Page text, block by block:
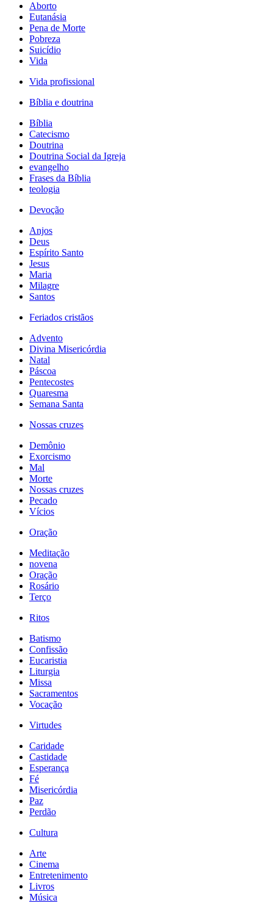
Aborto
Eutanásia
Pena de Morte
Pobreza
Suicídio
Vida
Vida profissional
Bíblia e doutrina
Bíblia
Catecismo
Doutrina
Doutrina Social da Igreja
evangelho
Frases da Bíblia
teologia
Devoção
Anjos
Deus
Espírito Santo
Jesus
Maria
Milagre
Santos
Feriados cristãos
Advento
Divina Misericórdia
Natal
Páscoa
Pentecostes
Quaresma
Semana Santa
Nossas cruzes
Demônio
Exorcismo
Mal
Morte
Nossas cruzes
Pecado
Vícios
Oração
Meditação
novena
Oração
Rosário
Terço
Ritos
Batismo
Confissão
Eucaristia
Liturgia
Missa
Sacramentos
Vocação
Virtudes
Caridade
Castidade
Esperança
Fé
Misericórdia
Paz
Perdão
Cultura
Arte
Cinema
Entretenimento
Livros
Música